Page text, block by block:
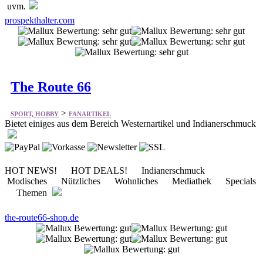
uvm.
prospekthalter.com
The Route 66
SPORT, HOBBY>FANARTIKEL
Bietet einiges aus dem Bereich Westernartikel und Indianerschmuck
HOT NEWS! HOT DEALS! Indianerschmuck
Modisches Nützliches Wohnliches Mediathek Specials
Themen
the-route66-shop.de